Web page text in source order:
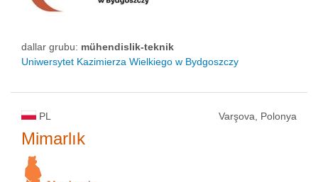
dallar grubu: mühendislik-teknik
Uniwersytet Kazimierza Wielkiego w Bydgoszczy
PL Varşova, Polonya
Mimarlık